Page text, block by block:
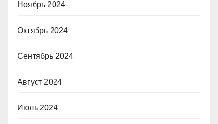
Ноябрь 2024
Октябрь 2024
Сентябрь 2024
Август 2024
Июль 2024